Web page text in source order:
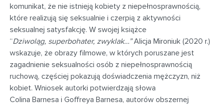
komunikat, że nie istnieją kobiety z niepełnosprawnością,
które realizują się seksualnie i czerpią z aktywności
seksualnej satysfakcję. W swojej książce
“Dziwoląg, superbohater, zwyklak…”Alicja Mironiuk (2020 r.)
wskazuje, że obrazy filmowe, w których poruszane jest
zagadnienie seksualności osób z niepełnosprawnością
ruchową, częściej pokazują doświadczenia mężczyzn, niż
kobiet. Wniosek autorki potwierdzają słowa
Colina Barnesa i Goffreya Barnesa, autorów obszernej